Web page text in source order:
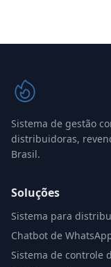
Sistema de gestão
distribuidoras,
Brasil.
Soluções
Sistema para
Chatbot de
Sistema de controle